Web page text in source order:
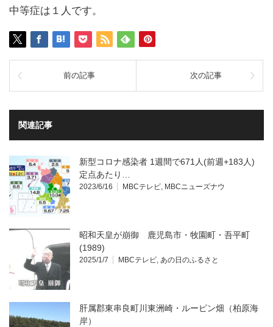
中等症は１人です。
前の記事 次の記事
関連記事
新型コロナ感染者 1週間で671人(前週+183人)
定点あたり…
2023/6/16 MBCテレビ, MBCニューズナウ
昭和天皇が崩御 鹿児島市・牧園町・吾平町
(1989)
2025/1/7 MBCテレビ, あの日のふるさと
肝属郡東串良町川東洲崎・ルーピン畑（柏原海
岸）